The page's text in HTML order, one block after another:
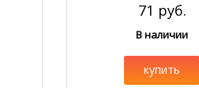
71 руб.
В наличии
купить